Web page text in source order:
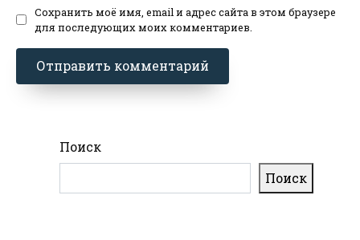
Сохранить моё имя, email и адрес сайта в этом браузере
для последующих моих комментариев.
Поиск
Поиск